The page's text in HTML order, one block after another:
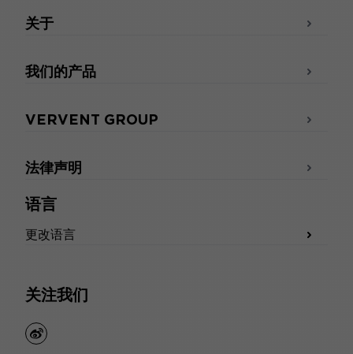
语言
更改语言
关注我们
weibo
关于
我们的产品
VERVENT GROUP
法律声明